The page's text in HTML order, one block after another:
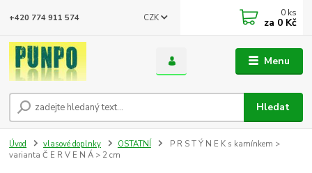
Menu
CZK
Hledat
+420 774 911 574 0 ks
za 0 Kč
Úvod vlasové doplnky OSTATNÍ
P R S T Ý N E K s kamínkem >
varianta Č E R V E N Á > 2 cm